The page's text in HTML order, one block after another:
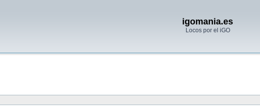
igomania.es
Locos por el iGO